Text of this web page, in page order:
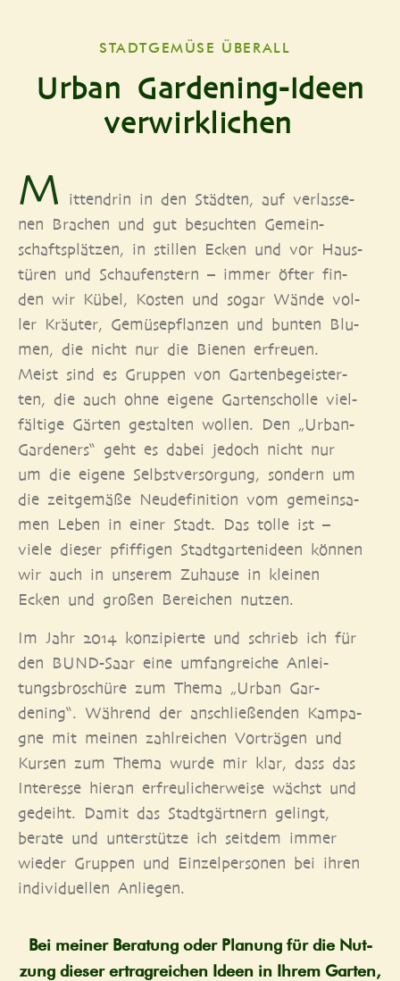
STADT­GE­MÜ­SE ÜBERALL
Urban Gardening-Ideen
verwirklichen
M
it­ten­drin in den Städ­ten, auf ver­las­se­
nen Bra­chen und gut besuch­ten Gemein­
schafts­plät­zen, in stil­len Ecken und vor Haus­
tü­ren und Schau­fens­tern – immer öfter fin­
den wir Kübel, Kos­ten und sogar Wän­de vol­
ler Kräu­ter, Gemü­se­pflan­zen und bun­ten Blu­
men, die nicht nur die Bie­nen erfreu­en.
Meist sind es Grup­pen von Gar­ten­be­geis­ter­
ten, die auch ohne eige­ne Gar­ten­schol­le viel­
fäl­ti­ge Gär­ten gestal­ten wol­len. Den „Urban-
Gar­den­ers“ geht es dabei jedoch nicht nur
um die eige­ne Selbst­ver­sor­gung, son­dern um
die zeit­ge­mä­ße Neu­de­fi­ni­ti­on vom gemein­sa­
men Leben in einer Stadt. Das tol­le ist –
vie­le die­ser pfif­fi­gen Stadt­gar­ten­ideen kön­nen
wir auch in unse­rem Zuhau­se in klei­nen
Ecken und gro­ßen Berei­chen nutzen.
Im Jahr 2014 kon­zi­pier­te und schrieb ich für
den BUND-Saar eine umfang­rei­che Anlei­
tungs­bro­schü­re zum The­ma „Urban Gar­
dening“. Wäh­rend der anschlie­ßen­den Kam­pa­
gne mit mei­nen zahl­rei­chen Vor­trä­gen und
Kur­sen zum The­ma wur­de mir klar, dass das
Inter­es­se hier­an erfreu­li­cher­wei­se wächst und
gedeiht. Damit das Stadt­gärt­nern gelingt,
bera­te und unter­stüt­ze ich seit­dem immer
wie­der Grup­pen und Ein­zel­per­so­nen bei ihren
indi­vi­du­el­len Anliegen.
Bei mei­ner Bera­tung oder Pla­nung für die Nut­
zung die­ser ertrag­rei­chen Ideen in Ihrem Gar­ten,